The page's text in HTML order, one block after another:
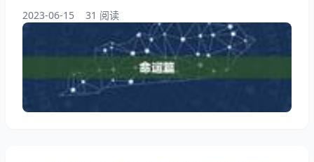
作为属羊的女人，我们应该如何避免婚姻危机呢？本文
将从命运和婚姻两个方面为大家详细介绍。 一、命运
篇 1.属羊女人的命运特点 属羊女人的命运特点是温
柔、善良、敏感、多愁善感。她们通常有着的艺术天赋
和创造力，但也容易受到外界的影响而情绪波动较大。
在婚姻中，属羊女人需要注意自己的情绪管理
2023-06-15 31 阅读